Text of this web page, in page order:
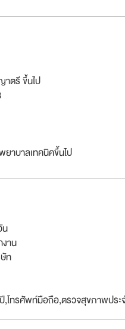
ตรี ขึ้นไป
าบาลเทคนิคขึ้นไป
น
าน
ท
,โทรศัพท์มือถือ,ตรวจสุขภาพประ